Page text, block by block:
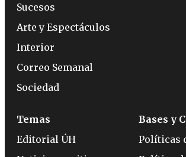
Sucesos
Arte y Espectáculos
Interior
Correo Semanal
Sociedad
Temas
Editorial ÚH
Bases y
Políticas